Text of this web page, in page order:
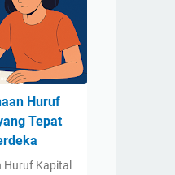
Huruf
Tepat
Kapital